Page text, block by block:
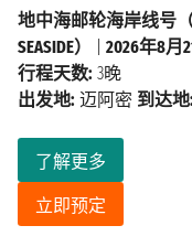
了解更多
立即预定
地中海邮轮海岸线号（
SEASIDE）
2026年8月
行程天数: 3晚
出发地: 迈阿密 到达地: